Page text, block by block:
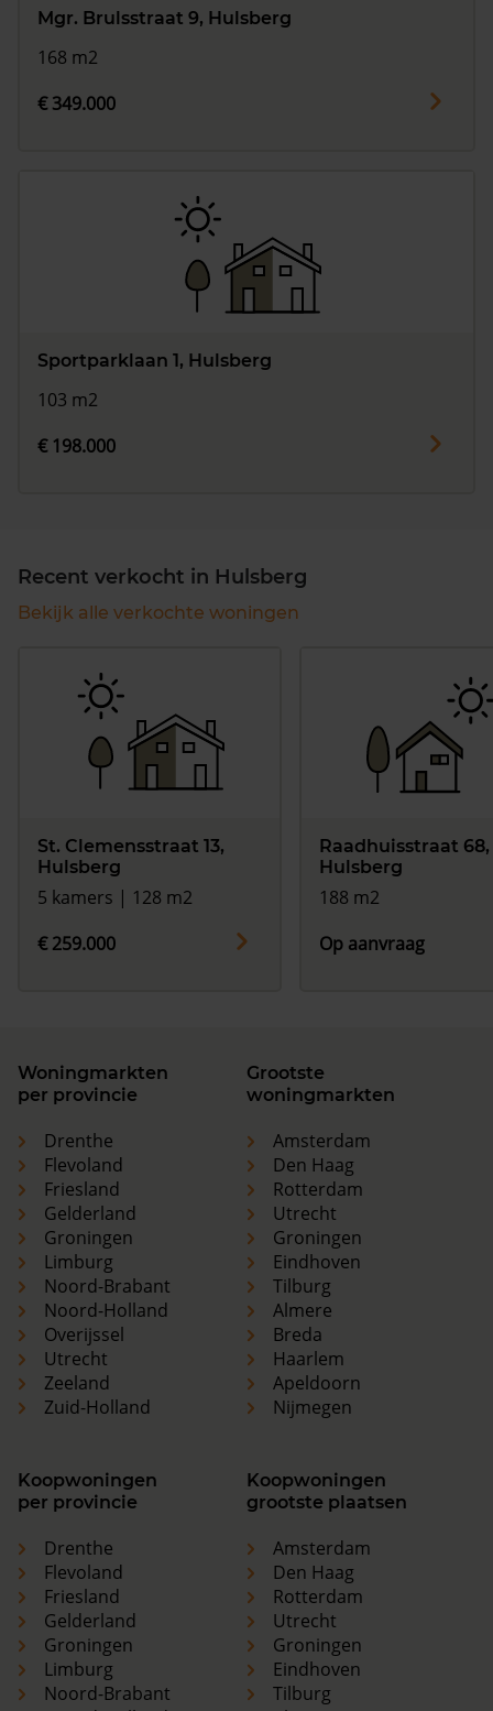
Mgr. Brulsstraat 9, Hulsberg
168 m2
€ 349.000
Sportparklaan 1, Hulsberg
103 m2
€ 198.000
Recent verkocht in Hulsberg
Bekijk alle verkochte woningen
St. Clemensstraat 13,
Hulsberg
5 kamers | 128 m2
€ 259.000
Raadhuisstraat 68,
Hulsberg
188 m2
Op aanvraag
Woningmarkten
per provincie
Drenthe
Flevoland
Friesland
Gelderland
Groningen
Limburg
Noord-Brabant
Noord-Holland
Overijssel
Utrecht
Zeeland
Zuid-Holland
Grootste
woningmarkten
Amsterdam
Den Haag
Rotterdam
Utrecht
Groningen
Eindhoven
Tilburg
Almere
Breda
Haarlem
Apeldoorn
Nijmegen
Koopwoningen
per provincie
Drenthe
Flevoland
Friesland
Gelderland
Groningen
Limburg
Noord-Brabant
Koopwoningen
grootste plaatsen
Amsterdam
Den Haag
Rotterdam
Utrecht
Groningen
Eindhoven
Tilburg